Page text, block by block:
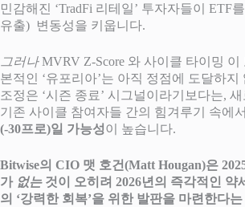
민감해진 ‘TradFi 리테일’ 투자자들이 ETF
유출) 변동성을 키웁니다.
그러나MVRV Z-Score 와 사이클 타이밍 이
본적인 ‘유포리아’는 아직 정점에 도달하지
조정은 ‘시즌 종료’ 시그널이라기보다는,
기존 사이클 참여자들 간의 힘겨루기 속에
(-30프로)일 가능성이 높습니다.
Bitwise의 CIO 맷 호건(Matt Hougan)은
가 없는것이 오히려 2026년의 즉각적인 약
의 ‘강력한 회복’을 위한 발판을 마련한다